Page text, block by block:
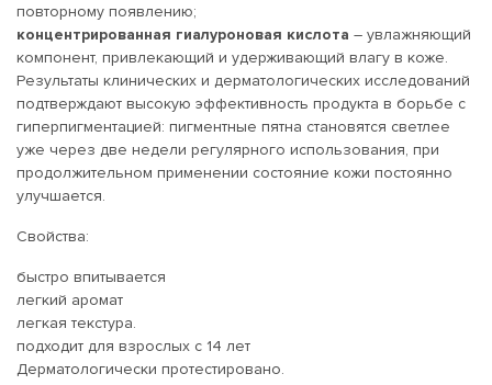
повторному появлению;
концентрированная гиалуроновая кислота – увлажняющий
компонент, привлекающий и удерживающий влагу в коже.
Результаты клинических и дерматологических исследований
подтверждают высокую эффективность продукта в борьбе с
гиперпигментацией: пигментные пятна становятся светлее
уже через две недели регулярного использования, при
продолжительном применении состояние кожи постоянно
улучшается.
Свойства:
быстро впитывается
легкий аромат
легкая текстура.
подходит для взрослых с 14 лет
Дерматологически протестировано.